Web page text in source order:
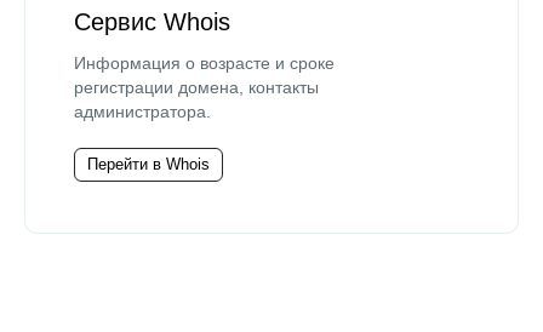
Сервис Whois
Информация о возрасте и сроке
регистрации домена, контакты
администратора.
Перейти в Whois